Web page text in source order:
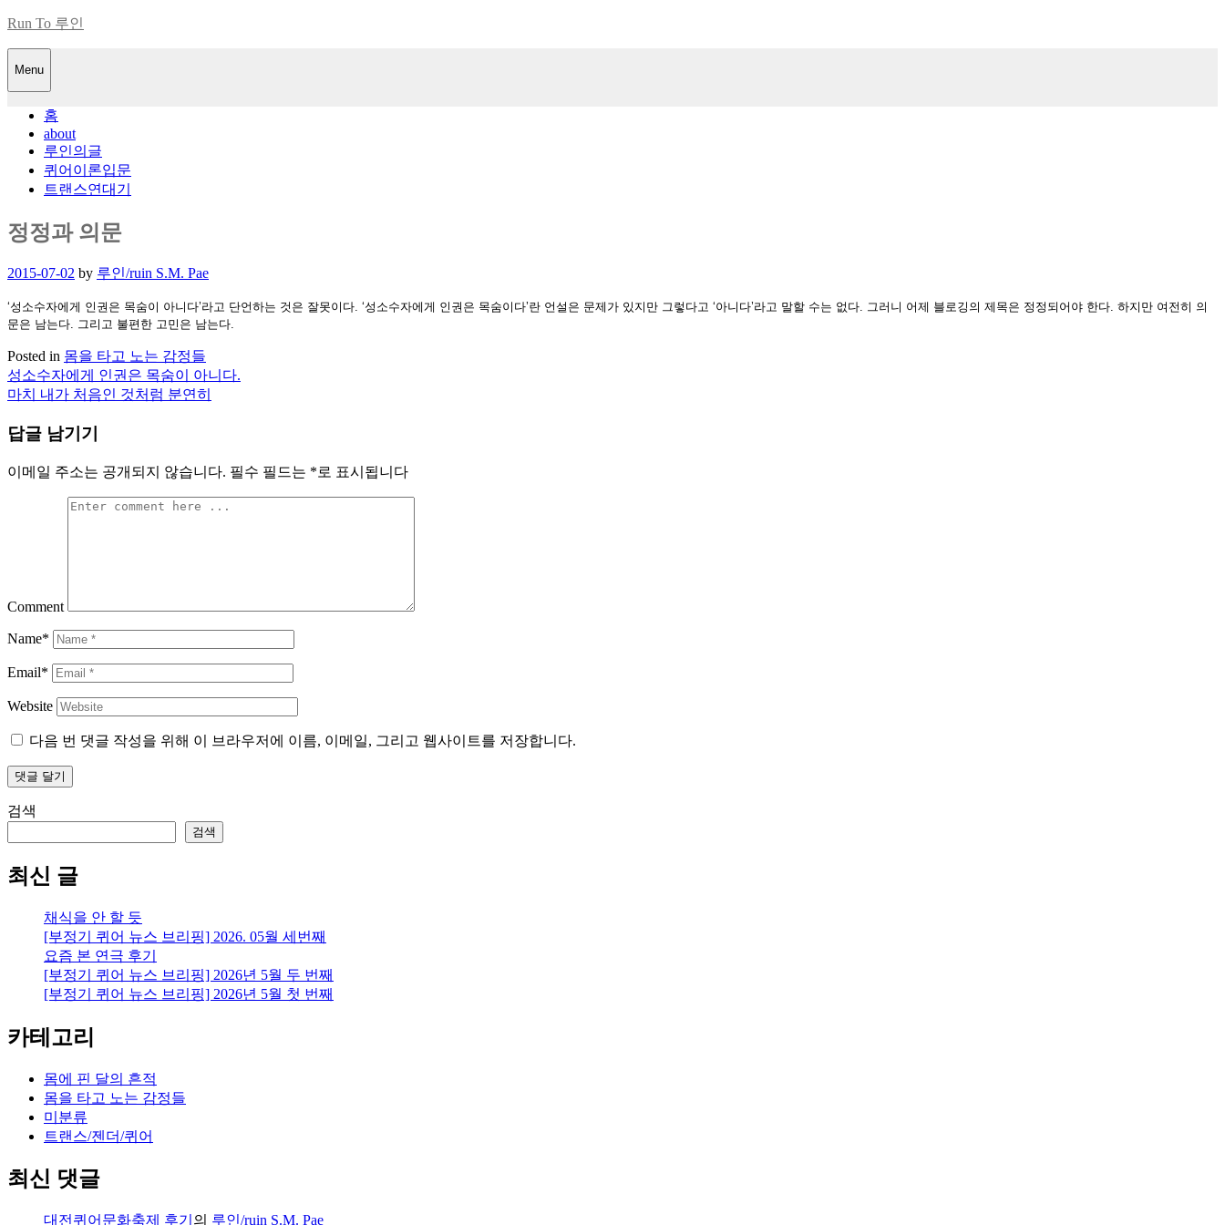
Skip
content
Run To 루인
Menu
홈
about
루인의글
퀴어이론입문
트랜스연대기
정정과 의문
Posted
2015-07-02 by 루인/ruin S.M. Pae
‘성소수자에게 인권은 목숨이 아니 다’라고 단언하는 것은 잘못이다. ‘성소수자에게 인권은 목숨이다’란 언설은 문제가 있지만 그렇다고 ‘아니다’라고 말할 수는 없다. 그러니 어제 블로깅의 제목은 정정되어야 한다. 하지만 여전히 의
문은 남는다. 그리고 불편한 고민은 남는다.
Posted in 몸을 타고 노는 감정들
글
탐
색
성소수자에게 인권은 목숨이 아니다.
마치 내가 처음인 것처럼 분연히
답글 남기기
이메일 주소는 공개되지 않습니다. 필수 필드는 *로 표시됩니다
Comment
Name*
Email*
Website
다음 번 댓글 작성을 위해 이 브라우저에 이름, 이메일, 그리고 웹사이트를 저장합니다.
검색
검색
최신 글
채식을 안 할 듯
[부정기 퀴어 뉴스 브리핑] 2026. 05월 세번째
요즘 본 연극 후기
[부정기 퀴어 뉴스 브리핑] 2026년 5월 두 번째
[부정기 퀴어 뉴스 브리핑] 2026년 5월 첫 번째
카테고리
몸에 핀 달의 흔적
몸을 타고 노는 감정들
미분류
트랜스/젠더/퀴어
최신 댓글
대전퀴어문화축제 후기 의 루인/ruin S.M. Pae